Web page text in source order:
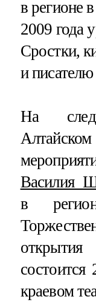
в регионе
2009 года
Сростки,
и
На
Василия
в
краевом